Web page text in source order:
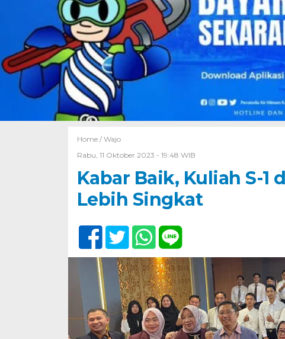
Home / Wajo
Rabu, 11 Oktober 2023 - 19:48 WIB
Kabar Baik, Kuliah S-1
Lebih Singkat